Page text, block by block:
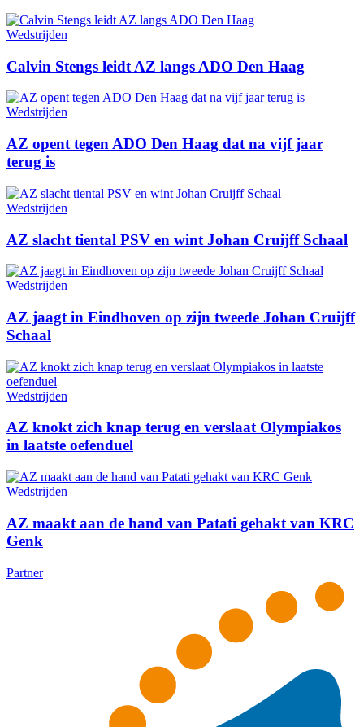
Wedstrijden
Calvin Stengs leidt AZ langs ADO Den Haag
Wedstrijden
AZ opent tegen ADO Den Haag dat na vijf jaar
terug is
Wedstrijden
AZ slacht tiental PSV en wint Johan Cruijff Schaal
Wedstrijden
AZ jaagt in Eindhoven op zijn tweede Johan Cruijff
Schaal
Wedstrijden
AZ knokt zich knap terug en verslaat Olympiakos
in laatste oefenduel
Wedstrijden
AZ maakt aan de hand van Patati gehakt van KRC
Genk
Partner